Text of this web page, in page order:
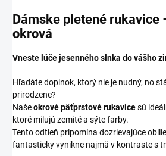
Dámske pletené rukavice
okrová
Vneste lúče jesenného slnka do vášho
Hľadáte doplnok, ktorý nie je nudný, no
prirodzene?
Našeokrové päťprstové rukavicesú
ktoré milujú zemité a sýte farby.
Tento odtieň pripomína dozrievajúce
fantasticky vynikne najmä v kontraste s